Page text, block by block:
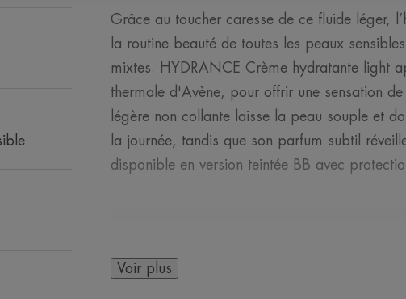
Grâce au toucher caresse de ce fluide léger,
la routine beauté de toutes les peaux
mixtes. HYDRANCE Crème hydratante light
thermale d'Avène, pour offrir une sensation
légère non collante laisse la peau souple et
la journée, tandis que son parfum subtil
disponible en version teintée BB avec
Voir plus